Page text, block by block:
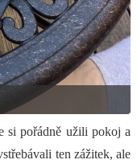
si pořádně užili pokoj a
ten zážitek, ale